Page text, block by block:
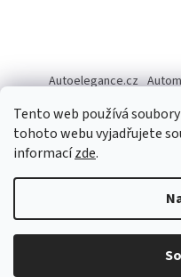
Tento web používá
tohoto webu vyjadřujete
informacízde.
Autoelegance.cz
Copyright 2026